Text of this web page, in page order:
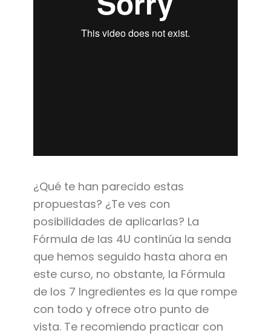
¿Qué te han parecido estas
propuestas? ¿Te ves con
posibilidades de aplicarlas? La
Fórmula de las 4U continúa la senda
que hemos seguido hasta ahora en
este curso, no obstante, la Fórmula
de los 7 Ingredientes es la que rompe
con todo y ofrece otro punto de
vista. Te recomiendo practicar con